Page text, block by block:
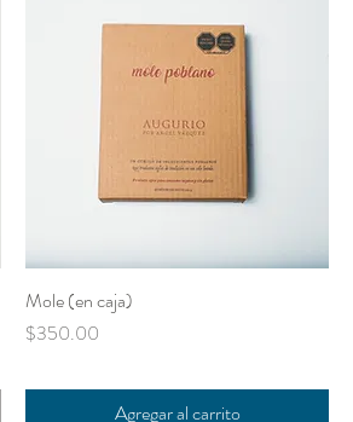
Mole (en caja)
Precio
$350.00
Agregar al carrito